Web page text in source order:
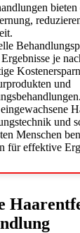
bieten
je
und
und
Menschen
für effektive